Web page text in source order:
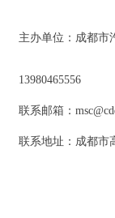
主办单位：成都市
13980465556
联系邮箱：
联系地址：成都市